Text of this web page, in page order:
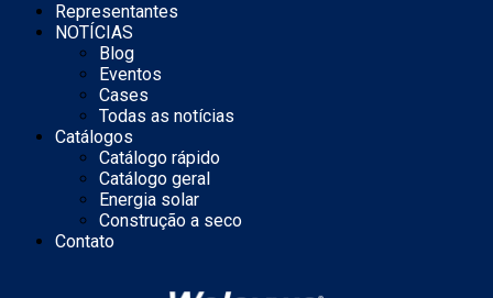
Representantes
NOTÍCIAS
Blog
Eventos
Cases
Todas as notícias
Catálogos
Catálogo rápido
Catálogo geral
Energia solar
Construção a seco
Contato